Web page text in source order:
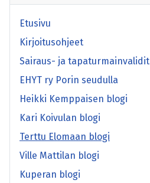
Etusivu
Kirjoitusohjeet
Sairaus- ja tapaturmainvalidit
EHYT ry Porin seudulla
Heikki Kemppaisen blogi
Kari Koivulan blogi
Terttu Elomaan blogi
Ville Mattilan blogi
Kuperan blogi